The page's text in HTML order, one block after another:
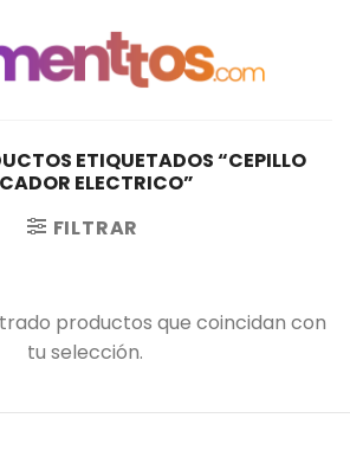
ETIQUETADOS “CEPILLO
ELECTRICO”
FILTRAR
productos que coincidan con
tu selección.